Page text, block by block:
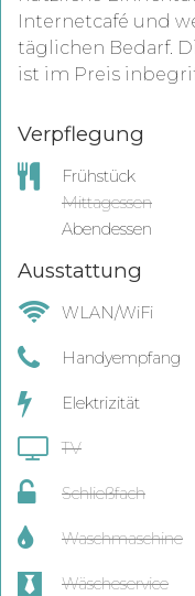
Internetcafé und
täglichen Bedarf.
ist im Preis
Verpflegung
Frühstück
Mittagessen
Abendessen
Ausstattung
WLAN/WiFi
Handyempfang
Elektrizität
TV
Schließfach
Waschmaschine
Wäscheservice